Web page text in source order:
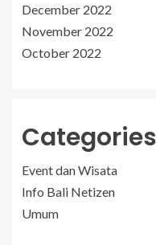
December 2022
November 2022
October 2022
Categories
Event dan Wisata
Info Bali Netizen
Umum